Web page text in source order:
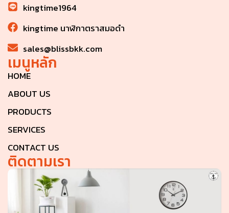
kingtime1964
kingtime นาฬิกาตราสมอดำ
sales@blissbkk.com
เมนูหลัก
HOME
ABOUT US
PRODUCTS
SERVICES
CONTACT US
ติดตามเรา